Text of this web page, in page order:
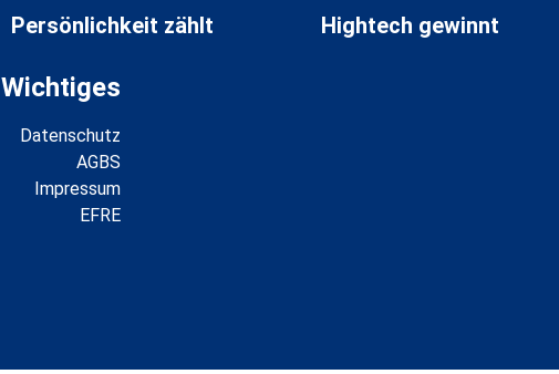
Persönlichkeit zählt Hightech gewinnt
Wichtiges
Datenschutz
AGBS
Impressum
EFRE